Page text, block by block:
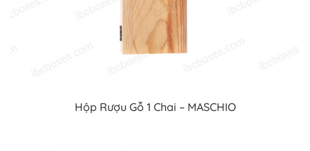
Hộp Rượu Gỗ 1 Chai – MASCHIO